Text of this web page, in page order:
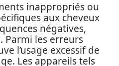
inappropriés ou
aux cheveux
négatives,
Parmi les erreurs
l’usage excessif de
Les appareils tels